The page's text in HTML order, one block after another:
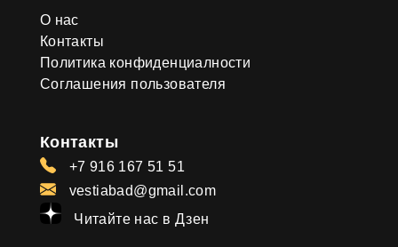
О нас
Контакты
Политика конфиденциалности
Соглашения пользователя
Контакты
+7 916 167 51 51
vestiabad@gmail.com
Читайте нас в Дзен